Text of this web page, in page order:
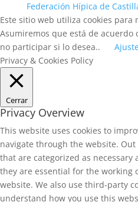
Federación Hípica de
Este sitio web utiliza cookies para
Asumiremos que está de
no participar si lo desea..
Privacy & Cookies Policy
Cerrar
Privacy Overview
This website uses cookies to
navigate through the website. Out
that are categorized as necessary
they are essential for the working
website. We also use third-party
understand how you use this